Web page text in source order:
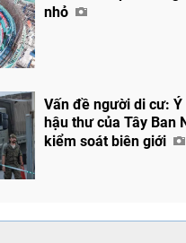
nhỏ
Vấn đề người di cư: Ý
hậu thư của Tây Ban
kiểm soát biên giới